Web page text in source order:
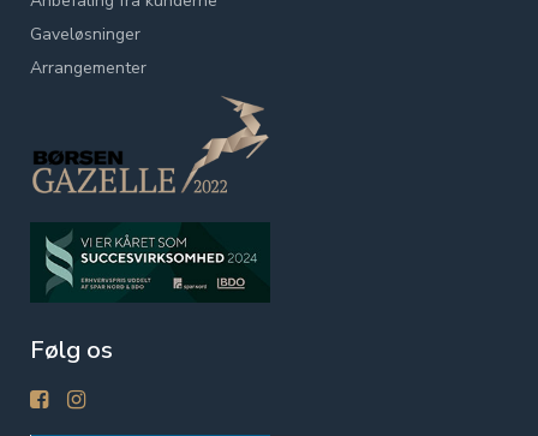
Gaveløsninger
Arrangementer
Følg os